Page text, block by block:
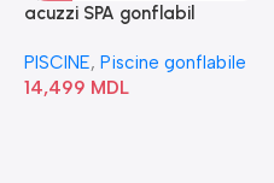
acuzzi SPA gonflabil
Bubble” 28446
PISCINE, Piscine gonflabile
14,499 MDL